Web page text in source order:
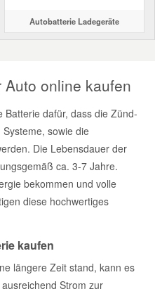
Autobatterie Ladegeräte
online kaufen
Batterie dafür, dass die Zünd-
sowie die
Die Lebensdauer der
ca. 3-7 Jahre.
bekommen und volle
diese hochwertiges
kaufen
längere Zeit stand, kann es
Strom zur